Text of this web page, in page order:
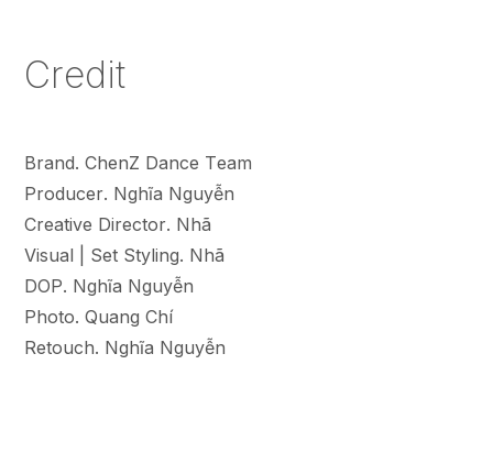
Credit
Brand. ChenZ Dance Team
Producer. Nghĩa Nguyễn
Creative Director. Nhã
Visual | Set Styling. Nhã
DOP. Nghĩa Nguyễn
Photo. Quang Chí
Retouch. Nghĩa Nguyễn